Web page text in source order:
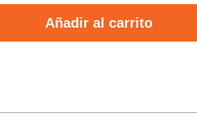
Añadir al carrito